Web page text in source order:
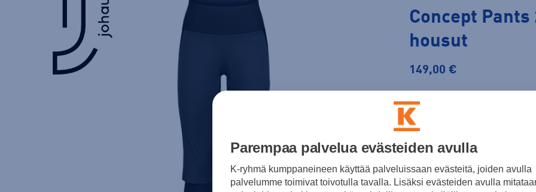
Concept Pants
housut
149,00 €
Väri
Koko
Parempaa palvelua evästeiden avulla
K-ryhmä kumppaneineen käyttää palveluissaan evästeitä, joiden avulla
palvelumme toimivat toivotulla tavalla. Lisäksi evästeiden avulla